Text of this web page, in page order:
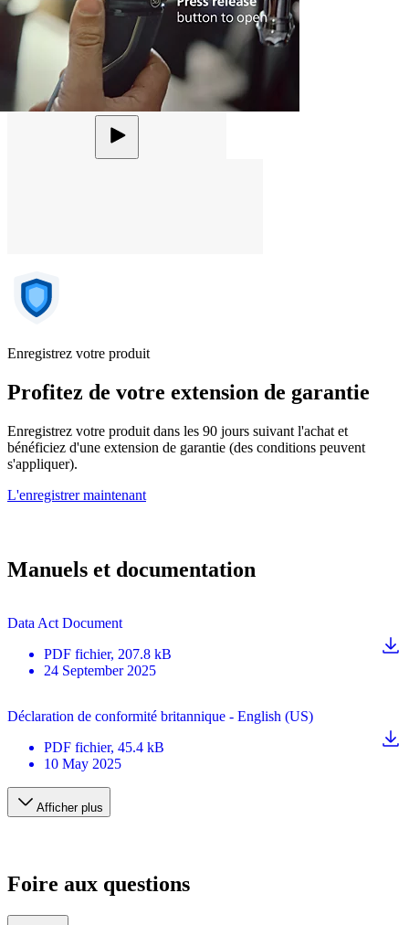
Enregistrez votre produit
Profitez de votre extension de garantie
Enregistrez votre produit dans les 90 jours suivant l'achat et
bénéficiez d'une extension de garantie (des conditions peuvent
s'appliquer).
L'enregistrer maintenant
Manuels et documentation
Data Act Document
PDF fichier, 207.8 kB
24 September 2025
Déclaration de conformité britannique - English (US)
PDF fichier, 45.4 kB
10 May 2025
Afficher plus
Foire aux questions